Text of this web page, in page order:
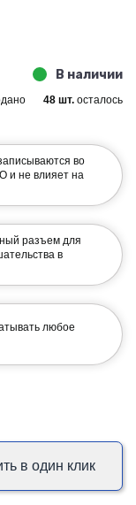
В наличии
48 шт. осталось
во
и не влияет на
разъем для
в
любое
в один клик